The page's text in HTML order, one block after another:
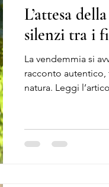
L’attesa
silenzi tra i
La vendemmia si
racconto autentico,
natura. Leggi